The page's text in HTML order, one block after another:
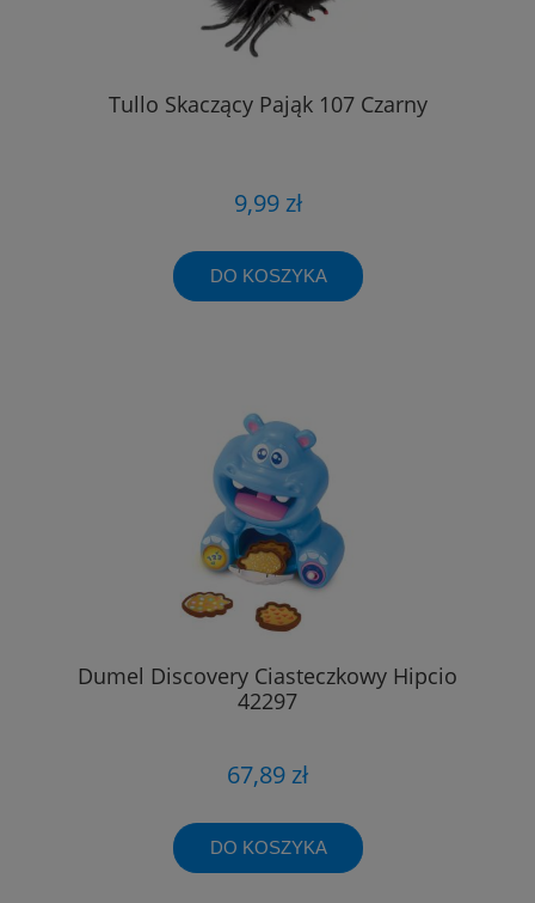
Tullo Skaczący Pająk 107 Czarny
9,99 zł
DO KOSZYKA
Dumel Discovery Ciasteczkowy Hipcio
42297
67,89 zł
DO KOSZYKA